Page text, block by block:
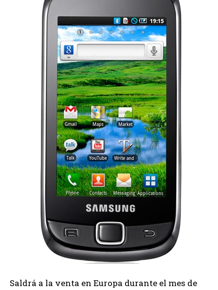
Saldrá a la venta en Europa durante el mes de